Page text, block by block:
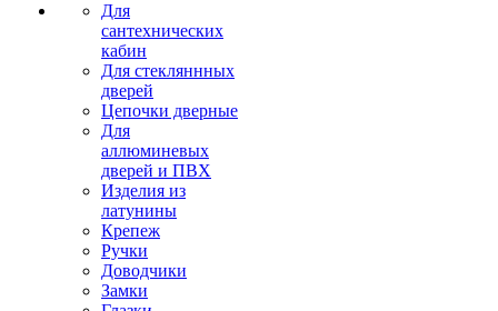
Для
сантехнических
кабин
Для стекляннных
дверей
Цепочки дверные
Для
аллюминевых
дверей и ПВХ
Изделия из
латунины
Крепеж
Ручки
Доводчики
Замки